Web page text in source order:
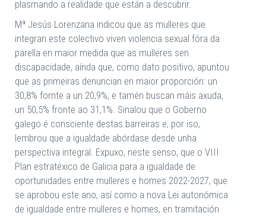
plasmando a realidade que están a descubrir.
Mª Jesús Lorenzana indicou que as mulleres que
integran este colectivo viven violencia sexual fóra da
parella en maior medida que as mulleres sen
discapacidade, aínda que, como dato positivo, apuntou
que as primeiras denuncian en maior proporción: un
30,8% fornte a un 20,9%; e tamén buscan máis axuda,
un 50,5% fronte ao 31,1%. Sinalou que o Goberno
galego é consciente destas barreiras e, por iso,
lembrou que a igualdade abórdase desde unha
perspectiva integral. Expuxo, neste senso, que o VIII
Plan estratéxico de Galicia para a igualdade de
oportunidades entre mulleres e homes 2022-2027, que
se aprobou este ano, así como a nova Lei autonómica
de igualdade entre mulleres e homes, en tramitación